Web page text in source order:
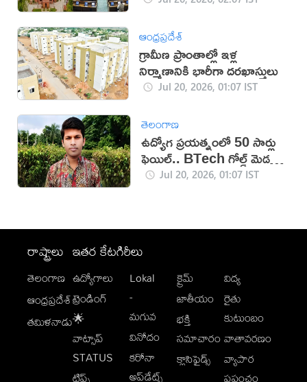
ఆంధ్రప్రదేశ్
గ్రామీణ ప్రాంతాల్లో ఇళ్ల
నిర్మాణానికి భారీగా దరఖాస్తులు
Jul 20, 2026, 01:07 IST
తెలంగాణ
ఉద్యోగ ప్రయత్నంలో 50 సార్లు
ఫెయిల్‌.. BTech గోల్డ్ మెడలిస్ట్
సూసైడ్Jul 20, 2026, 01:07 IST
రాష్ట్రాలు
తెలంగాణ
ఆంధ్రప్రదేశ్
తమిళనాడు
ఇతర కేటగిరీలు
ఉద్యోగాలు
ట్రెండింగ్
🌟
వాట్సాప్
STATUS
Lokal
-
మగువ
వినోదం
కరోనా
అప్‌డేట్స్
క్రైమ్
జాతీయం
భక్తి
సమాచారం
క్లాసిఫైడ్స్
విద్య
రైతు
కుటుంబం
వాతావరణం
వ్యాపార